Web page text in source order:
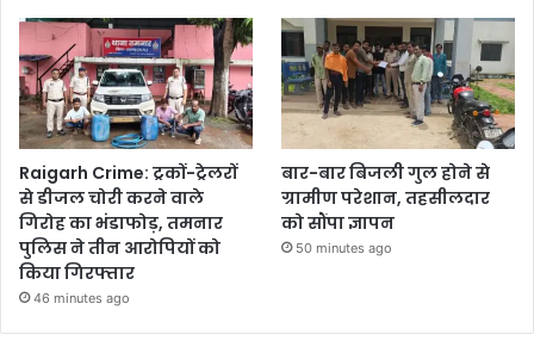
Raigarh Crime: ट्रकों-ट्रेलरों
से डीजल चोरी करने वाले
गिरोह का भंडाफोड़, तमनार
पुलिस ने तीन आरोपियों को
किया गिरफ्तार
46 minutes ago
बार-बार बिजली गुल होने से
ग्रामीण परेशान, तहसीलदार
को सौंपा ज्ञापन
50 minutes ago